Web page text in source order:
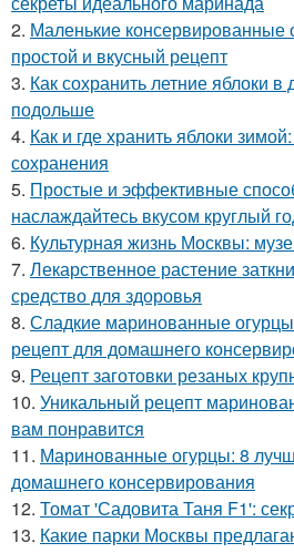
2. Маленькие консервированные
простой и вкусный рецепт
3. Как сохранить летние яблоки
подольше
4. Как и где хранить яблоки
сохранения
5. Простые и эффективные
наслаждайтесь вкусом круглый
6. Культурная жизнь Москвы:
7. Лекарственное растение
средство для здоровья
8. Сладкие маринованные
рецепт для домашнего
9. Рецепт заготовки резаных
10. Уникальный рецепт
вам понравится
11. Маринованные огурцы: 8
домашнего консервирования
12. Томат 'Садовита Таня F1':
13. Какие парки Москвы